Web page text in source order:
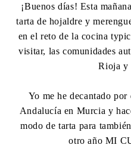
¡Buenos días! Esta
tarta de hojaldre y
en el reto de la cocina
visitar, las comunidades
Rioja y
Yo me he decantado
Andalucía en Murcia y
modo de tarta para
otro año MI